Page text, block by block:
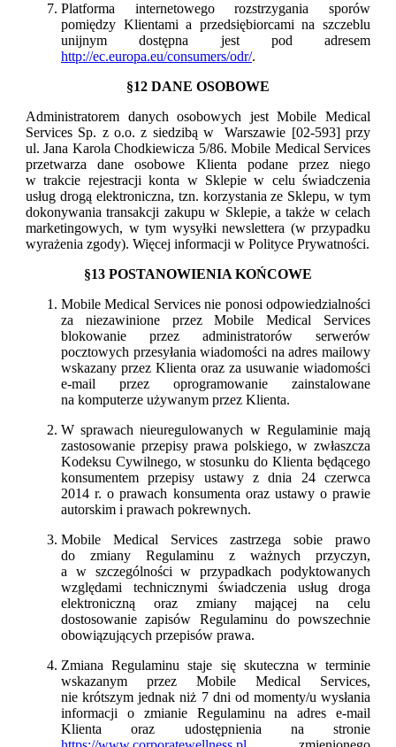
Platforma internetowego rozstrzygania sporów
pomiędzy Klientami a przedsiębiorcami na szczeblu
unijnym dostępna jest pod adresem
http://ec.europa.eu/consumers/odr/.
§12 DANE OSOBOWE
Administratorem danych osobowych jest Mobile Medical
Services Sp. z o.o. z siedzibą w Warszawie [02-593] przy
ul. Jana Karola Chodkiewicza 5/86. Mobile Medical Services
przetwarza dane osobowe Klienta podane przez niego
w trakcie rejestracji konta w Sklepie w celu świadczenia
usług drogą elektroniczna, tzn. korzystania ze Sklepu, w tym
dokonywania transakcji zakupu w Sklepie, a także w celach
marketingowych, w tym wysyłki newslettera (w przypadku
wyrażenia zgody). Więcej informacji w Polityce Prywatności.
§13 POSTANOWIENIA KOŃCOWE
Mobile Medical Services nie ponosi odpowiedzialności
za niezawinione przez Mobile Medical Services
blokowanie przez administratorów serwerów
pocztowych przesyłania wiadomości na adres mailowy
wskazany przez Klienta oraz za usuwanie wiadomości
e-mail przez oprogramowanie zainstalowane
na komputerze używanym przez Klienta.
W sprawach nieuregulowanych w Regulaminie mają
zastosowanie przepisy prawa polskiego, w zwłaszcza
Kodeksu Cywilnego, w stosunku do Klienta będącego
konsumentem przepisy ustawy z dnia 24 czerwca
2014 r. o prawach konsumenta oraz ustawy o prawie
autorskim i prawach pokrewnych.
Mobile Medical Services zastrzega sobie prawo
do zmiany Regulaminu z ważnych przyczyn,
a w szczególności w przypadkach podyktowanych
względami technicznymi świadczenia usług droga
elektroniczną oraz zmiany mającej na celu
dostosowanie zapisów Regulaminu do powszechnie
obowiązujących przepisów prawa.
Zmiana Regulaminu staje się skuteczna w terminie
wskazanym przez Mobile Medical Services,
nie krótszym jednak niż 7 dni od momenty/u wysłania
informacji o zmianie Regulaminu na adres e-mail
Klienta oraz udostępnienia na stronie